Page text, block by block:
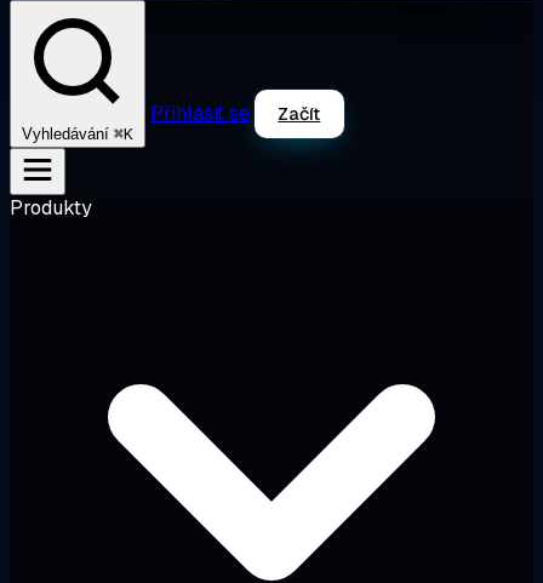
Vyhledávání ⌘K
Přihlásit se Začít
Produkty